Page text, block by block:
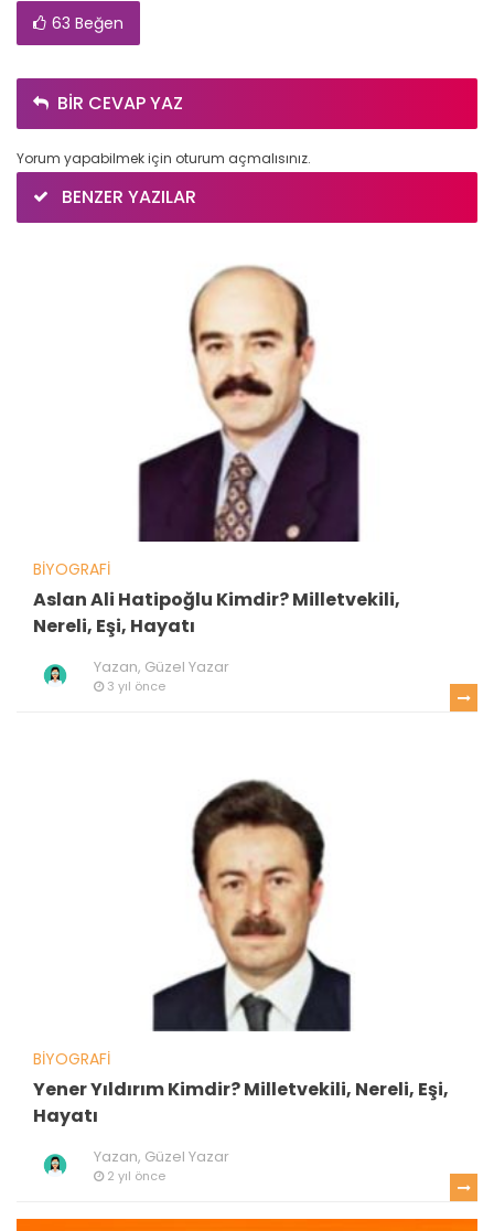
63 Beğen
BIR CEVAP YAZ
Yorum yapabilmek için oturum açmalısınız.
BENZER YAZILAR
BIYOGRAFI
Aslan Ali Hatipoğlu Kimdir? Milletvekili,
Nereli, Eşi, Hayatı
Yazan, Güzel Yazar
3 yıl önce
BIYOGRAFI
Yener Yıldırım Kimdir? Milletvekili, Nereli, Eşi,
Hayatı
Yazan, Güzel Yazar
2 yıl önce